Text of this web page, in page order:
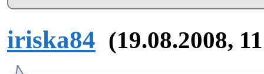
iriska84 (19.08.2008,